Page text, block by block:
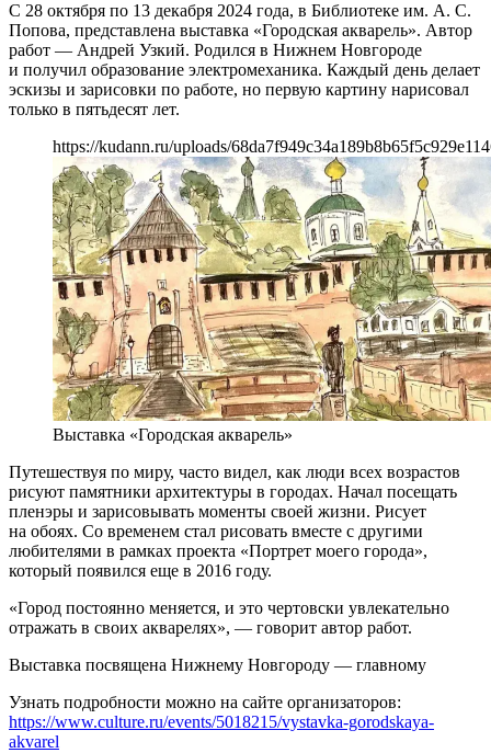
С 28 октября по 13 декабря 2024 года, в Библиотеке им. А. С.
Попова, представлена выставка «Городская акварель». Автор
работ — Андрей Узкий. Родился в Нижнем Новгороде
и получил образование электромеханика. Каждый день делает
эскизы и зарисовки по работе, но первую картину нарисовал
только в пятьдесят лет.
https://kudann.ru/uploads/
Выставка «Городская акварель»
Путешествуя по миру, часто видел, как люди всех возрастов
рисуют памятники архитектуры в городах. Начал посещать
пленэры и зарисовывать моменты своей жизни. Рисует
на обоях. Со временем стал рисовать вместе с другими
любителями в рамках проекта «Портрет моего города»,
который появился еще в 2016 году.
«Город постоянно меняется, и это чертовски увлекательно
отражать в своих акварелях», — говорит автор работ.
Выставка посвящена Нижнему Новгороду — главному
Узнать подробности можно на сайте организаторов:
https://www.culture.ru/events/5018215/vystavka-gorodskaya-
akvarel